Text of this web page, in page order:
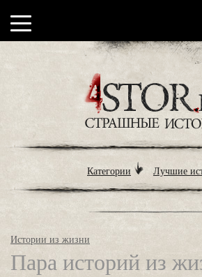
Категории Лучшие
Истории из жизни
Пара историй из